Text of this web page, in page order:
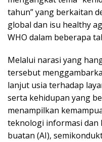
tahun” yang berkaitan
global dan isu healthy
WHO dalam beberapa
Melalui narasi yang
tersebut
lanjut usia terhadap
serta kehidupan yang
menampilkan
teknologi informasi dan
buatan (AI),